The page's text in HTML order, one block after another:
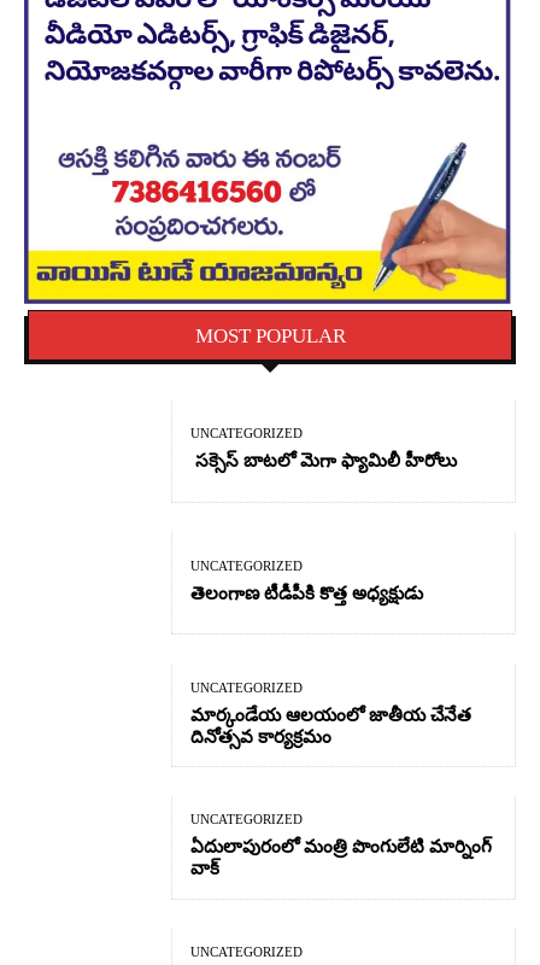
MOST POPULAR
UNCATEGORIZED
సక్సెస్ బాటలో మెగా ఫ్యామిలీ హీరోలు
UNCATEGORIZED
తెలంగాణ టీడీపీకి కొత్త అధ్యక్షుడు
UNCATEGORIZED
మార్కండేయ ఆలయంలో జాతీయ చేనేత
దినోత్సవ కార్యక్రమం
UNCATEGORIZED
ఏదులాపురంలో మంత్రి పొంగులేటి మార్నింగ్
వాక్
UNCATEGORIZED